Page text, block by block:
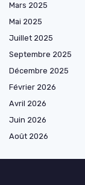
Mars 2025
Mai 2025
Juillet 2025
Septembre 2025
Décembre 2025
Février 2026
Avril 2026
Juin 2026
Août 2026